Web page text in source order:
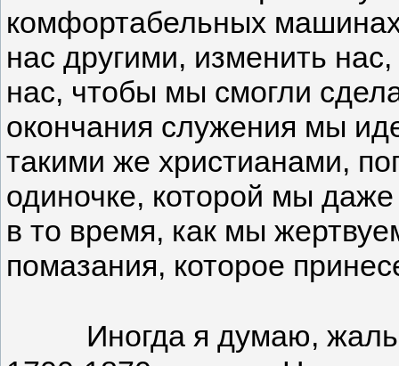
комфортабельных
нас другими, изменить
нас, чтобы мы смогли
окончания служения мы
такими же христианами,
одиночке, которой мы
в то время, как мы
помазания, которое
Иногда я думаю,